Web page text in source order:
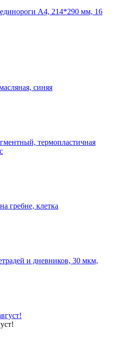
А4, 214*290 мм, 16
синяя
термопластичная
гребне, клетка
и дневников, 30 мкм,